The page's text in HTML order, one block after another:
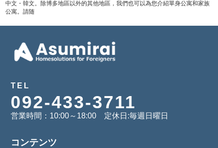
中文・韓文。除博多地區以外的其他地區，我們也可以為您介紹單身公寓和家族
公寓。請随
TEL
092-433-3711
営業時間：10:00～18:00 定休日:毎週日曜日
コンテンツ